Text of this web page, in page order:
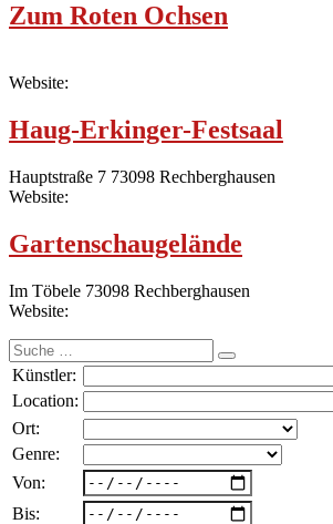
Zum Roten Ochsen
Website:
Haug-Erkinger-Festsaal
Hauptstraße 7 73098 Rechberghausen
Website:
Gartenschaugelände
Im Töbele 73098 Rechberghausen
Website:
Suche
nach:
Künstler:
Location:
Ort:
Genre:
Von:
Bis: